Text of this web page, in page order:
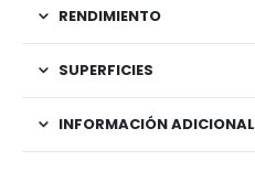
RENDIMIENTO
SUPERFICIES
INFORMACIÓN ADICIONAL